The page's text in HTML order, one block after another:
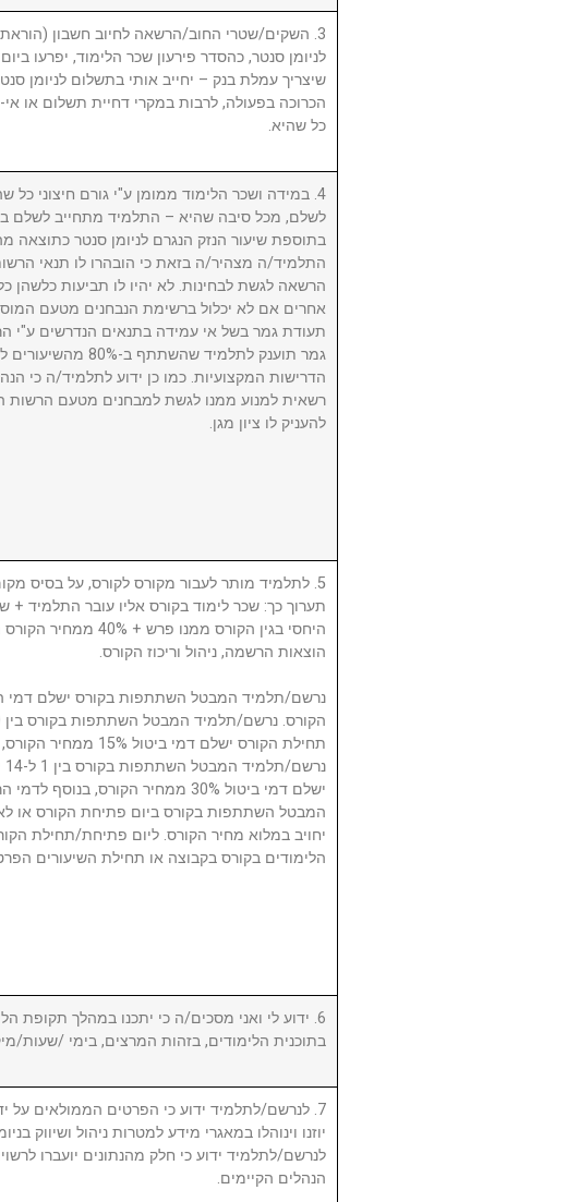
3. השקים/שטרי החוב/הרשאה לחיוב חשבון
לניומן סנטר, כהסדר פירעון שכר הלימוד, יפרעו
שיצריך עמלת בנק – יחייב אותי בתשלום לניומן
הכרוכה בפעולה, לרבות במקרי דחיית תשלום או
כל שהיא.
4. במידה ושכר הלימוד ממומן ע"י גורם חיצוני כל
לשלם, מכל סיבה שהיא – התלמיד מתחייב לשלם
בתוספת שיעור הנזק הנגרם לניומן סנטר כתוצאה
התלמיד/ה מצהיר/ה בזאת כי הובהרו לו תנאי
הרשאה לגשת לבחינות. לא יהיו לו תביעות כלשהן
אחרים אם לא יכלול ברשימת הנבחנים מטעם
תעודת גמר בשל אי עמידה בתנאים הנדרשים ע"י
גמר תוענק לתלמיד
הדרישות המקצועיות. כמו כן ידוע לתלמיד/ה כי
רשאית למנוע ממנו לגשת למבחנים מטעם הרשות
להעניק לו ציון מגן.
5. לתלמיד מותר לעבור מקורס לקורס, על בסיס
תערוך כך: שכר לימוד בקורס אליו עובר התלמיד +
היחסי בגין הקורס ממנו פרש
הוצאות הרשמה, ניהול וריכוז הקורס.
תחילת הקורס ישלם דמי
ישלם דמי ביטול 30% ממחיר הקורס,
המבטל השתתפות בקורס ביום פתיחת הקורס או
יחויב במלוא מחיר הקורס. ליום פתיחת/תחילת
הלימודים בקורס בקבוצה או תחילת השיעורים
6. ידוע לי ואני מסכים/ה כי יתכנו במהלך תקופת
בתוכנית הלימודים, בזהות המרצים, בימי /שעות/
7. לנרשם/לתלמיד ידוע כי הפרטים הממולאים על
יוזנו וינוהלו במאגרי מידע למטרות ניהול ושיווק
לנרשם/לתלמיד ידוע כי חלק מהנתונים יועברו
הנהלים הקיימים.